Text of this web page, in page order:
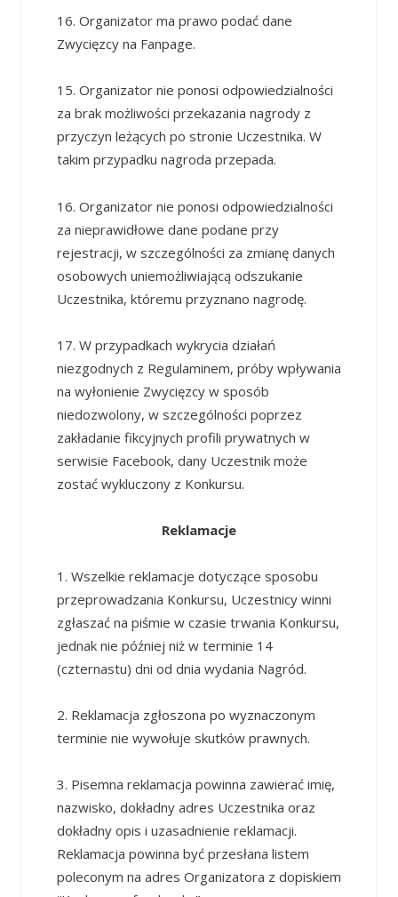
16. Organizator ma prawo podać dane
Zwycięzcy na Fanpage.
15. Organizator nie ponosi odpowiedzialności
za brak możliwości przekazania nagrody z
przyczyn leżących po stronie Uczestnika. W
takim przypadku nagroda przepada.
16. Organizator nie ponosi odpowiedzialności
za nieprawidłowe dane podane przy
rejestracji, w szczególności za zmianę danych
osobowych uniemożliwiającą odszukanie
Uczestnika, któremu przyznano nagrodę.
17. W przypadkach wykrycia działań
niezgodnych z Regulaminem, próby wpływania
na wyłonienie Zwycięzcy w sposób
niedozwolony, w szczególności poprzez
zakładanie fikcyjnych profili prywatnych w
serwisie Facebook, dany Uczestnik może
zostać wykluczony z Konkursu.
Reklamacje
1. Wszelkie reklamacje dotyczące sposobu
przeprowadzania Konkursu, Uczestnicy winni
zgłaszać na piśmie w czasie trwania Konkursu,
jednak nie później niż w terminie 14
(czternastu) dni od dnia wydania Nagród.
2. Reklamacja zgłoszona po wyznaczonym
terminie nie wywołuje skutków prawnych.
3. Pisemna reklamacja powinna zawierać imię,
nazwisko, dokładny adres Uczestnika oraz
dokładny opis i uzasadnienie reklamacji.
Reklamacja powinna być przesłana listem
poleconym na adres Organizatora z dopiskiem